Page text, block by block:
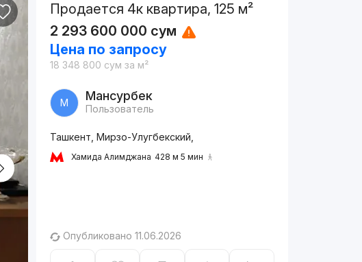
Продается 4к квартира, 125 м²
2 293 600 000 сум
Цена по запросу
18 348 800 сум за м²
М Мансурбек
Пользователь
Ташкент, Мирзо-Улугбекский,
Хамида Алимджана 428 м 5 мин
Опубликовано 11.06.2026